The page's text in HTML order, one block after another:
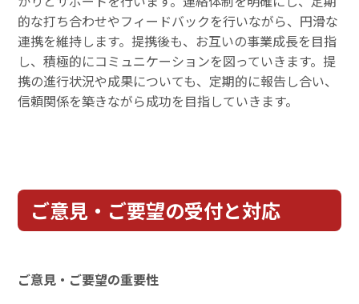
的な打ち合わせやフィードバックを行いながら、円滑な
連携を維持します。提携後も、お互いの事業成長を目指
し、積極的にコミュニケーションを図っていきます。提
携の進行状況や成果についても、定期的に報告し合い、
信頼関係を築きながら成功を目指していきます。
ご意見・ご要望の受付と対応
ご意見・ご要望の重要性